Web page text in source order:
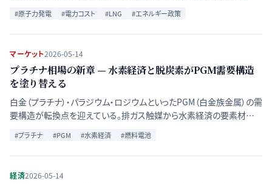
用電力コストを抑制する可能性を持つ。経済的インパクトと今後の課
題を多角的に分析する。
#原子力発電 #電力コスト #LNG #エネルギー政策
マーケット2026-05-14
プラチナ相場の新章 — 水素経済と脱炭素がPGM需要構造
を塗り替える
白金（プラチナ）・パラジウム・ロジウムといったPGM（白金族金属）の需
要構造が転換点を迎えている。排ガス触媒から水素経済の要素材へ
#プラチナ #PGM #水素経済 #燃料電池
経済2026-05-14